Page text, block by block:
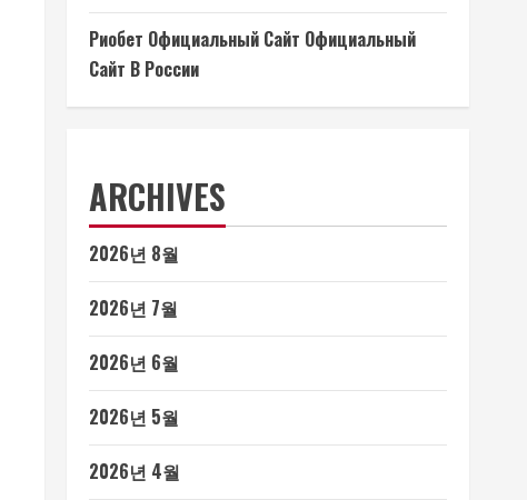
Риобет Официальный Сайт Официальный
Сайт В России
ARCHIVES
2026년 8월
2026년 7월
2026년 6월
2026년 5월
2026년 4월